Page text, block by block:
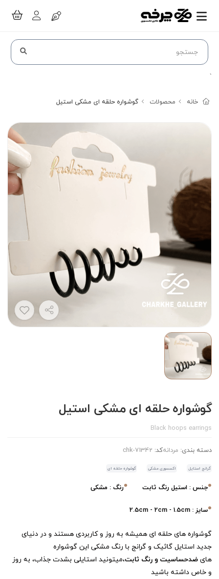
`
خانه محصولات گوشواره حلقه ای مشکی استیل
گوشواره حلقه ای مشکی استیل
Black hoops earrings
دسته بندی: مردانهکد: chk-71342
گرانج استایل اکسسوری مشکی گوشواره حلقه ای
جنس : استیل رنگ ثابت رنگ : مشکی
سایز : 2.5cm - 2cm - 1.5cm
گوشواره های حلقه ای همیشه به روز و کاربردی هستند و در دنیای
جدید استایل گاثیک و گرانج با رنگ مشکی این گوشواره
های ضدحساسیت و رنگ ثابت،میتونید استایلی بشدت جذاب، به روز
و خاص داشته باشید